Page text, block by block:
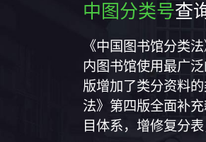
中图分类号查
《中国图书馆分类
内图书馆使用最广
版增加了类分资料
法》第四版全面补
目体系，增修复分